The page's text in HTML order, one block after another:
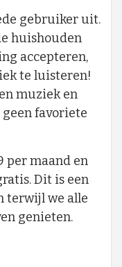
gebruiker uit.
huishouden
accepteren,
te luisteren!
muziek en
favoriete
per maand en
Dit is een
terwijl we alle
genieten.